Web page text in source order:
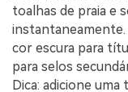
toalhas de praia e
cor escura para
para selos
Dica: adicione